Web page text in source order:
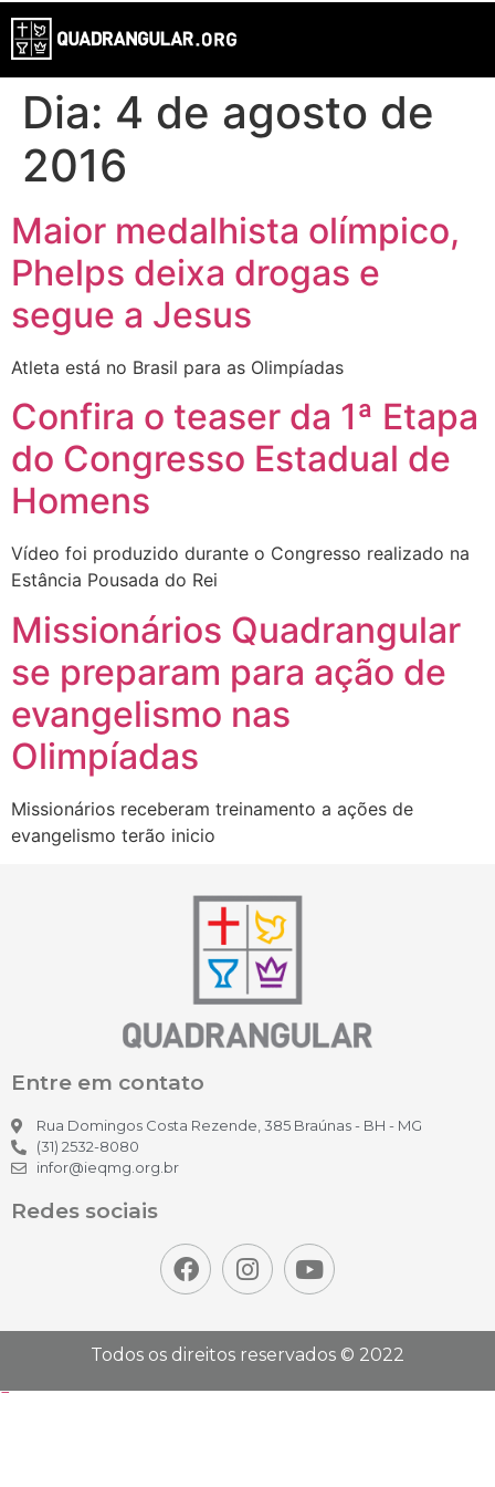
Dia: 4 de agosto de
2016
Maior medalhista olímpico,
Phelps deixa drogas e
segue a Jesus
Atleta está no Brasil para as Olimpíadas
Confira o teaser da 1ª Etapa
do Congresso Estadual de
Homens
Vídeo foi produzido durante o Congresso realizado na
Estância Pousada do Rei
Missionários Quadrangular
se preparam para ação de
evangelismo nas
Olimpíadas
Missionários receberam treinamento a ações de
evangelismo terão inicio
Entre em contato
Rua Domingos Costa Rezende, 385 Braúnas - BH - MG
(31) 2532-8080
infor@ieqmg.org.br
Redes sociais
Todos os direitos reservados © 2022